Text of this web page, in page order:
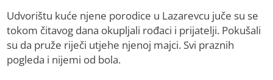
Udvorištu kuće njene porodice u Lazarevcu juče su se
tokom čitavog dana okupljali rođaci i prijatelji. Pokušali
su da pruže riječi utjehe njenoj majci. Svi praznih
pogleda i nijemi od bola.